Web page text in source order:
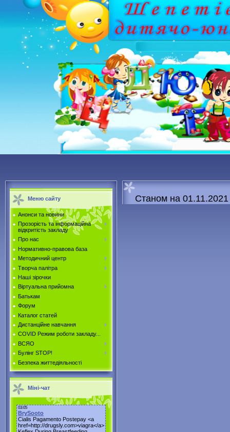
Меню сайту
Анонси та новини
Прозорість та інформаційна
відкритість закладу
Про нас
Нормативно-правова база
Методичний центр
Творча палітра
Наші зірочки
Віртуальна прийомна
Батькам
Форум
Каталог статей
Дистанційне навчання
COVID Режим роботи закладу...
ВСЯО
Булінг STOP!
Безпека життедіяльності
Міні-чат
Станом на 01.11.2021